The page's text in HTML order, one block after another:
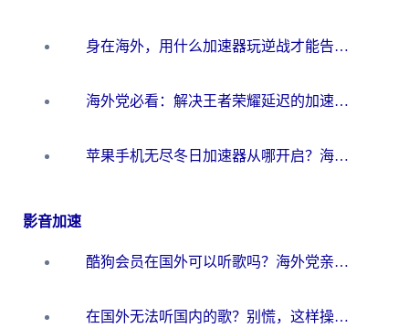
身在海外，用什么加速器玩逆战才能告别延迟？
海外党必看：解决王者荣耀延迟的加速器终极指南——从EVE到猫和老鼠，一个工具全搞定
苹果手机无尽冬日加速器从哪开启？海外玩家的冬日生存指南
影音加速
酷狗会员在国外可以听歌吗？海外党亲测有效：3步解决音乐权限难题
在国外无法听国内的歌？别慌，这样操作就能畅听QQ音乐（附亲测加速器推荐）